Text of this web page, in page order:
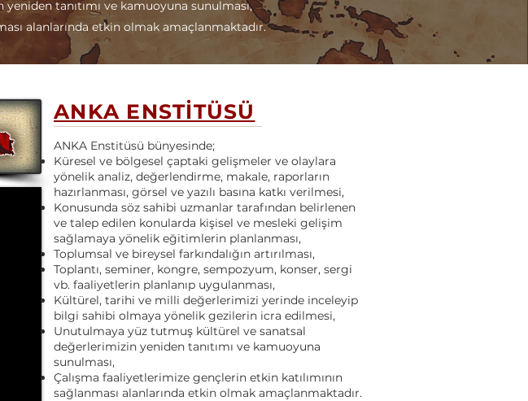
tanıtımı ve kamuoyuna sunulması,
alanlarında etkin olmak amaçlanmaktadır.
ANKA ENSTİTÜSÜ
ANKA Enstitüsü bünyesinde;
Küresel ve bölgesel çaptaki gelişmeler ve olaylara
yönelik analiz, değerlendirme, makale, raporların
hazırlanması, görsel ve yazılı basına katkı verilmesi,
Konusunda söz sahibi uzmanlar tarafından belirlenen
ve talep edilen konularda kişisel ve mesleki gelişim
sağlamaya yönelik eğitimlerin planlanması,
Toplumsal ve bireysel farkındalığın artırılması,
Toplantı, seminer, kongre, sempozyum, konser, sergi
vb. faaliyetlerin planlanıp uygulanması,
Kültürel, tarihi ve milli değerlerimizi yerinde inceleyip
bilgi sahibi olmaya yönelik gezilerin icra edilmesi,
Unutulmaya yüz tutmuş kültürel ve sanatsal
değerlerimizin yeniden tanıtımı ve kamuoyuna
sunulması,
Çalışma faaliyetlerimize gençlerin etkin katılımının
sağlanması alanlarında etkin olmak amaçlanmaktadır.